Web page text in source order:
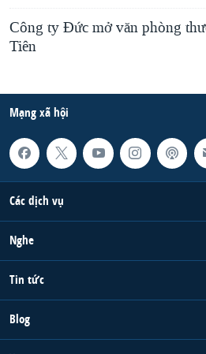
Công ty Đức mở văn phòng
Tiên
Mạng xã hội
Các dịch vụ
Nghe
Tin tức
Blog